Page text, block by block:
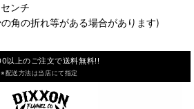
ンチ
角の折れ等がある場合があります)
以上のご注文で送料無料!!
※配送方法は当店にて指定